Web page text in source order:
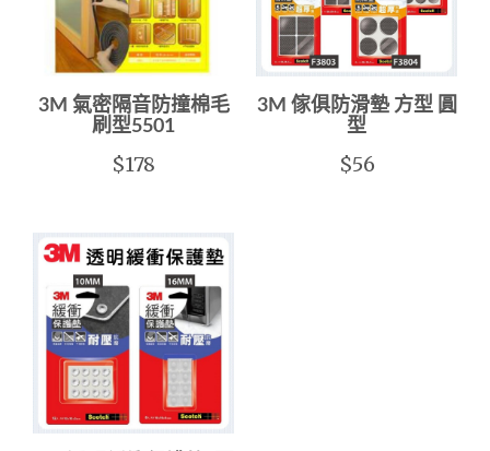
3M 氣密隔音防撞棉毛
刷型5501
$178
3M 傢俱防滑墊 方型 圓
型
$56